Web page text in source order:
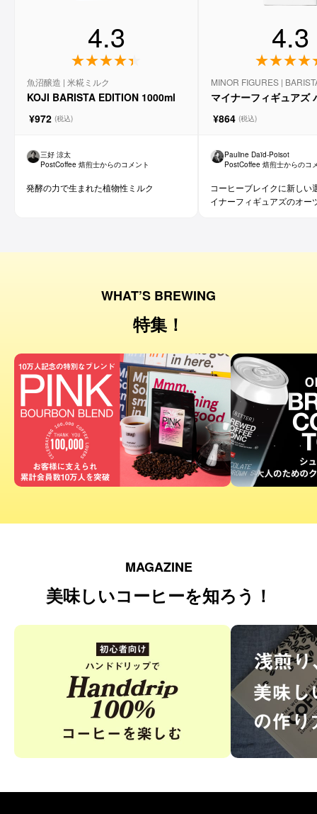
4.3
魚沼醸造 | 米糀ミルク
KOJI BARISTA EDITION 1000ml
¥972 (税込)
三好 涼太
PostCoffee 焙煎士からのコメント
発酵の力で生まれた植物性ミルク
4.3
MINOR FIGURES |
マイナーフィギュアズ
¥864 (税込)
Pauline Daïd-Poisot
PostCoffee 焙煎士からのコ
コーヒーブレイクに新しい
イナーフィギュアズのオー
WHAT’S BREWING
特集！
MAGAZINE
美味しいコーヒーを知ろう！